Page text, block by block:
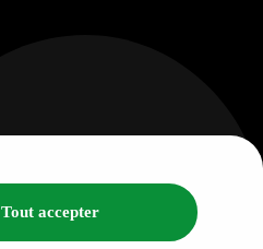
Tout accepter